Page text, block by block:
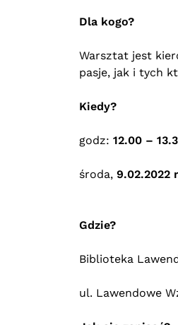
Dla kogo?
Warsztat jest
pasje, jak i tych
Kiedy?
godz: 12.00 –
środa, 9.02.2022
Gdzie?
Biblioteka
ul. Lawendowe